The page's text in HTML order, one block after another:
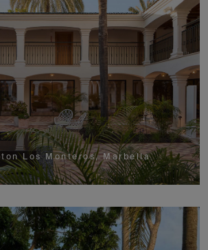
Los Monteros, Marbella